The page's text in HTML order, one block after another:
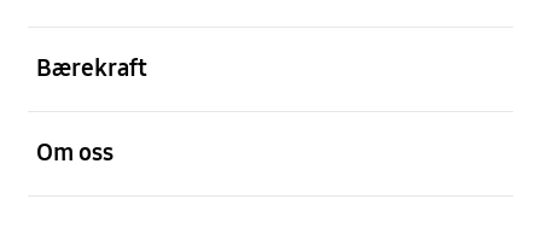
Bærekraft
Om oss